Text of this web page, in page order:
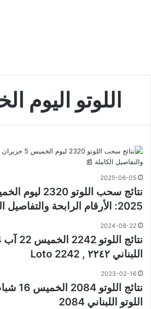
اللوتو اليوم
2025-06-05
2025: الأرقام الرابحة والتفاصيل الكاملة 📰
2024-08-22
اللبناني ٢٢٤٢ , Loto 2242
2023-02-16
اللوتو اللبناني 2084